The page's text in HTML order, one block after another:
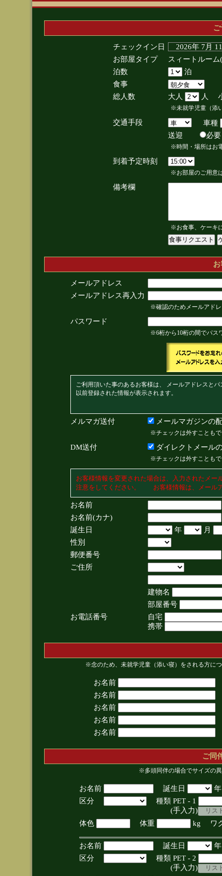
チェックイン日
2026年 7月
お部屋タイプ
スィートルー
泊数
泊
食事
総人数
大人 人
※未就学児童（添
交通手段
車種
送迎
※時間・場所はお
到着予定時刻
※お部屋のご用意
備考欄
※お食事、ケーキ
メールアドレス
メールアドレス再入力
※確認のためメールアド
パスワード
※6桁から10桁の間でパス
ご利用頂いた事のあるお客様は、 メールアドレスと
以前登録された情報が表示されます。
メルマガ送付 メールマガジンの
※チェックは外すことも
DM送付 ダイレクトメール
※チェックは外すことも
お客様情報を変更された場合は、入力されたメ
注意をしてください。 お客様情報は、メール
お名前
お名前(カナ)
誕生日
年
月
性別
郵便番号
ご住所
建物名
部屋番号
お電話番号
自宅
携帯
※念のため、未就学児童（添い寝）をされる方に
お名前
お名前
お名前
お名前
お名前
ご同
※多頭同伴の場合でサイズの
お名前 誕生日
区分
種類 PET - 1
(手入力)
体色
体重 kg ワ
お名前 誕生日
区分
種類 PET - 2
(手入力)